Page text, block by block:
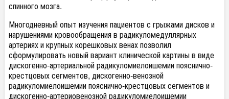
спинного мозга.
Многодневный опыт изучения пациентов с грыжами дисков и
нарушениями кровообращения в радикуломедуллярных
артериях и крупных корешковых венах позволил
сформулировать новый вариант клинической картины в виде
дискогенно-артериальной радикуломиелоишемии пояснично-
крестцовых сегментов, дискогенно-венозной
радикуломиелоишемии пояснично-крестцовых сегментов и
дискогенно-артериовенозной радикуломиелоишемии